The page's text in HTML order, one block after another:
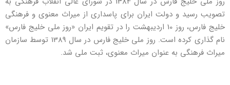
تصویب رسید و دولت ایران برای پاسداری از میراث معنوی و فرهنگی
خلیج فارس، روز 10 اردیبهشت را در تقویم ایران «روز ملی خلیج فارس»
نام گذاری کرده است. روز ملی خلیج فارس در سال 1389 توسط سازمان
میراث فرهنگی به عنوان میراث معنوی، ثبت ملی شد. ‏